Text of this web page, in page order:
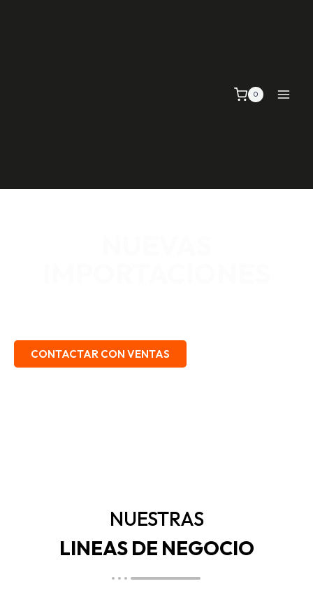
0
CONTACTAR CON VENTAS
NUESTRAS
LINEAS DE NEGOCIO